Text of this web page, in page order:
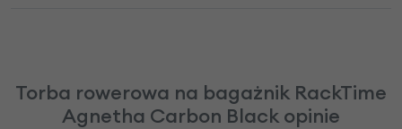
Torba rowerowa na bagażnik RackTime
Agnetha Carbon Black opinie